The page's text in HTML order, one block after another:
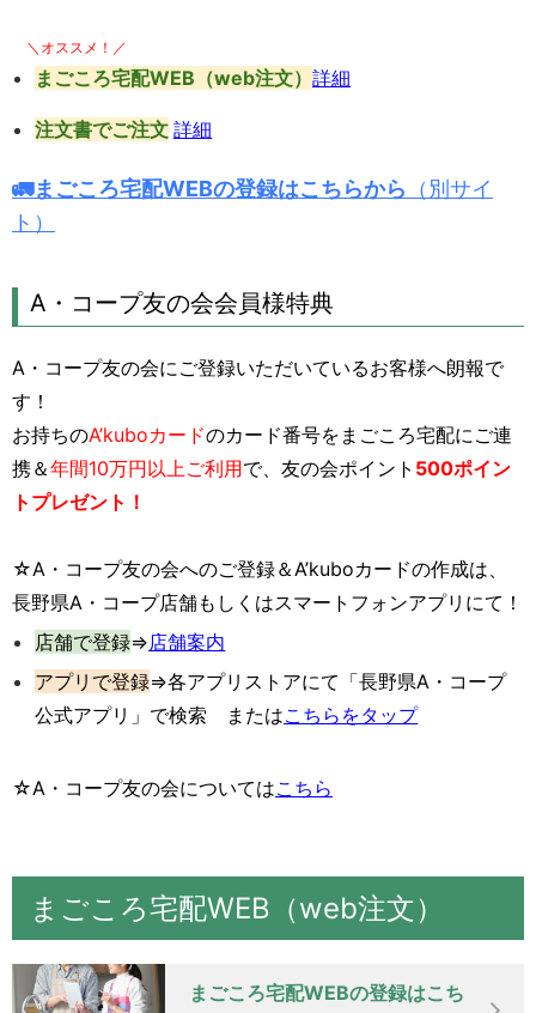
＼オススメ！／
まごころ宅配WEB（web注文）詳細
注文書でご注文 詳細
🚛まごころ宅配WEBの登録はこちらから （別サイ
ト）
A・コープ友の会会員様特典
A・コープ友の会にご登録いただいているお客様へ朗報で
す！
お持ちのA’kuboカードのカード番号をまごころ宅配にご連
携＆年間10万円以上ご利用で、友の会ポイント 500ポイン
トプレゼント！
☆A・コープ友の会へのご登録＆A’kuboカードの作成は、
長野県A・コープ店舗もしくはスマートフォンアプリにて！
店舗で登録⇒店舗案内
アプリで登録⇒各アプリストアにて「長野県A・コープ
公式アプリ」で検索 またはこちらをタップ
☆A・コープ友の会についてはこちら
まごころ宅配WEB（web注文）
まごころ宅配WEBの登録はこち